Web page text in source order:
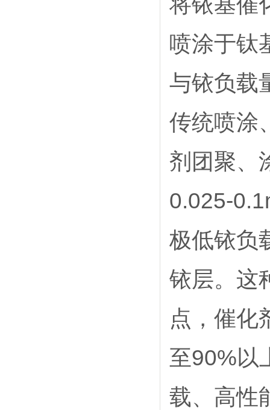
喷涂于钛
与铱负载
传统喷涂
剂团聚、
0.025-
极低铱负
铱层。这
点，催化
至90%以
载、高性